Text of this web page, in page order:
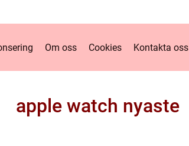
Om oss Cookies Kontakta oss
apple watch nyaste